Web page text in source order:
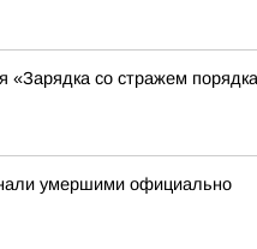
со стражем
умершими официально